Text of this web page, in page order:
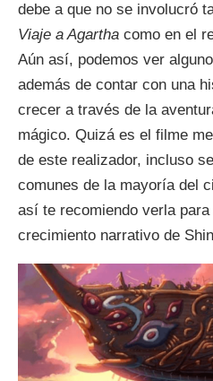
debe a que no se involucró
Viaje a Agartha como en el
Aún así, podemos ver
además de contar con una
crecer a través de la
mágico. Quizá es el filme
de este realizador, incluso
comunes de la mayoría del
así te recomiendo verla para
crecimiento narrativo de